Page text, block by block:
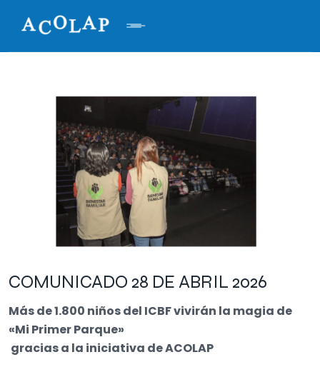
COMUNICADO 28 DE ABRIL 2026
Más de 1.800 niños del ICBF vivirán la magia de
«Mi Primer Parque»
gracias a la iniciativa de ACOLAP